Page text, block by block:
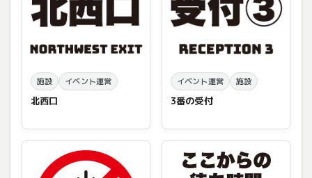
施設 イベント運営
北西口
イベント運営 施設
3番の受付